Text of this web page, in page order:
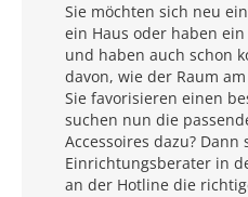
Sie möchten sich neu
ein Haus oder haben
und haben auch schon
davon, wie der Raum
Sie favorisieren einen
suchen nun die
Accessoires dazu? Dann
Einrichtungsberater in
an der Hotline die